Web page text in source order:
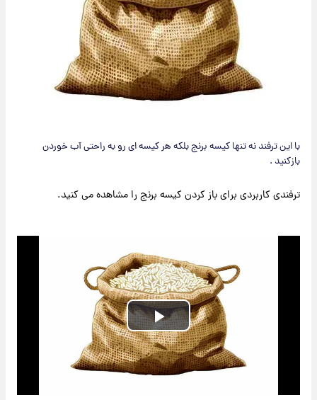
با این ترفند نه تنها کیسه برنج بلکه هر کیسه ای رو به راحتی آب خوردن
بازکنید .
ترفندی کاربردی برای باز کردن کیسه برنج را مشاهده می کنید.
Play
Video